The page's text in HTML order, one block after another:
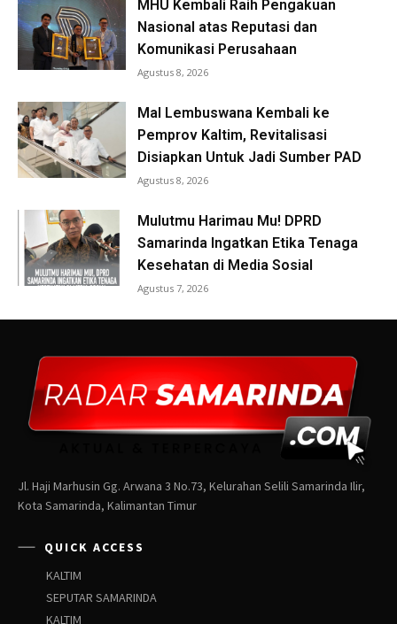
Jl. Haji Marhusin Gg. Arwana 3 No.73, Kelurahan Selili Samarinda Ilir,
Kota Samarinda, Kalimantan Timur
QUICK ACCESS
KALTIM
SEPUTAR SAMARINDA
KALTIM